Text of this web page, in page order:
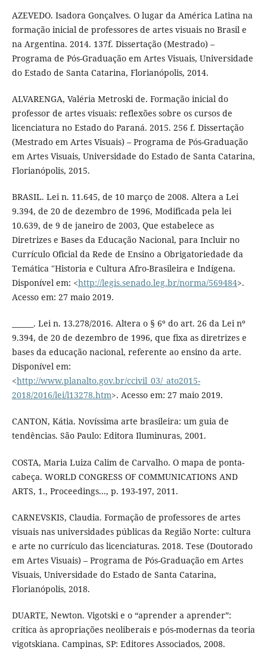
AZEVEDO. Isadora Gonçalves. O lugar da América Latina na
formação inicial de professores de artes visuais no Brasil e
na Argentina. 2014. 137f. Dissertação (Mestrado) –
Programa de Pós-Graduação em Artes Visuais, Universidade
do Estado de Santa Catarina, Florianópolis, 2014.
ALVARENGA, Valéria Metroski de. Formação inicial do
professor de artes visuais: reflexões sobre os cursos de
licenciatura no Estado do Paraná. 2015. 256 f. Dissertação
(Mestrado em Artes Visuais) – Programa de Pós-Graduação
em Artes Visuais, Universidade do Estado de Santa Catarina,
Florianópolis, 2015.
BRASIL. Lei n. 11.645, de 10 março de 2008. Altera a Lei
9.394, de 20 de dezembro de 1996, Modificada pela lei
10.639, de 9 de janeiro de 2003, Que estabelece as
Diretrizes e Bases da Educação Nacional, para Incluir no
Currículo Oficial da Rede de Ensino a Obrigatoriedade da
Temática "Historia e Cultura Afro-Brasileira e Indígena.
Disponível em: <http://legis.senado.leg.br/norma/569484>.
Acesso em: 27 maio 2019.
______. Lei n. 13.278/2016. Altera o § 6º do art. 26 da Lei nº
9.394, de 20 de dezembro de 1996, que fixa as diretrizes e
bases da educação nacional, referente ao ensino da arte.
Disponível em:
<http://www.planalto.gov.br/ccivil_03/_ato2015-
2018/2016/lei/l13278.htm>. Acesso em: 27 maio 2019.
CANTON, Kátia. Novíssima arte brasileira: um guia de
tendências. São Paulo: Editora Iluminuras, 2001.
COSTA, Maria Luiza Calim de Carvalho. O mapa de ponta-
cabeça. WORLD CONGRESS OF COMMUNICATIONS AND
ARTS, 1., Proceedings..., p. 193-197, 2011.
CARNEVSKIS, Claudia. Formação de professores de artes
visuais nas universidades públicas da Região Norte: cultura
e arte no currículo das licenciaturas. 2018. Tese (Doutorado
em Artes Visuais) – Programa de Pós-Graduação em Artes
Visuais, Universidade do Estado de Santa Catarina,
Florianópolis, 2018.
DUARTE, Newton. Vigotski e o “aprender a aprender”:
crítica às apropriações neoliberais e pós-modernas da teoria
vigotskiana. Campinas, SP: Editores Associados, 2008.